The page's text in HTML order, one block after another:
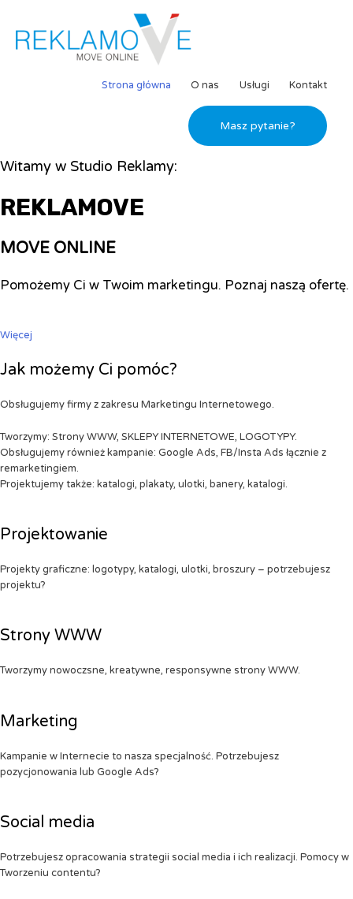
Strona główna O nas Usługi Kontakt
Masz pytanie?
Witamy w Studio Reklamy:
REKLAMOVE
MOVE ONLINE
Pomożemy Ci w Twoim marketingu. Poznaj naszą ofertę.
Więcej
Jak możemy Ci pomóc?
Obsługujemy firmy z zakresu Marketingu Internetowego.
Tworzymy: Strony WWW, SKLEPY INTERNETOWE, LOGOTYPY.
Obsługujemy również kampanie: Google Ads, FB/Insta Ads łącznie z
remarketingiem.
Projektujemy także: katalogi, plakaty, ulotki, banery, katalogi.
Projektowanie
Projekty graficzne: logotypy, katalogi, ulotki, broszury – potrzebujesz
projektu?
Strony WWW
Tworzymy nowoczsne, kreatywne, responsywne strony WWW.
Marketing
Kampanie w Internecie to nasza specjalność. Potrzebujesz
pozycjonowania lub Google Ads?
Social media
Potrzebujesz opracowania strategii social media i ich realizacji. Pomocy w
Tworzeniu contentu?